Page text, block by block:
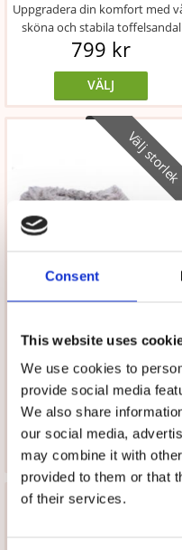
Consent
This website uses
We use cookies to
provide social media
We also share
our social media,
may combine it with
provided to them or that
of their services.
Uppgradera din komfort med
sköna och stabila toffelsandal
från ...
799 kr
VÄLJ
Välj storlek
Moheda Åre Black
Upplev den ultimata
inomhuslyxen med våra
mocka tofflor!
699 kr
VÄLJ
Välj storlek